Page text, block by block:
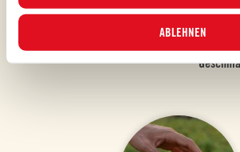
ANNEHMEN“ an- oder abwählen. Über Cookie-
jederzeit auswählen, welchen Cookies Sie
aktualisierte Liste der Cookies einsehen. Weitere
unsererCookie-Richtlinie.
ABLEHNEN
natürliche Süßezu verleihen.
Sauce